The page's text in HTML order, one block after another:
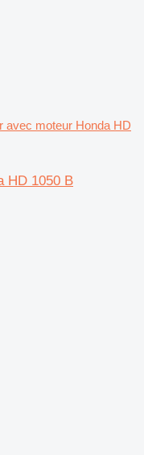
avec moteur Honda HD
HD 1050 B